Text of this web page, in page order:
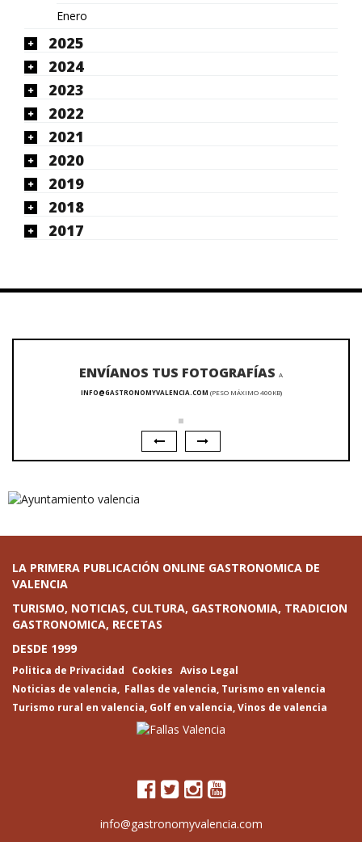
Enero
2025
2024
2023
2022
2021
2020
2019
2018
2017
ENVÍANOS TUS FOTOGRAFÍAS A
INFO@GASTRONOMYVALENCIA.COM (PESO MÁXIMO 400KB)
LA PRIMERA PUBLICACIÓN ONLINE GASTRONOMICA DE
VALENCIA
TURISMO, NOTICIAS, CULTURA, GASTRONOMIA, TRADICION
GASTRONOMICA, RECETAS
DESDE 1999
Politica de Privacidad Cookies Aviso Legal
Noticias de valencia, Fallas de valencia, Turismo en valencia
Turismo rural en valencia, Golf en valencia,Vinos de valencia
info@gastronomyvalencia.com